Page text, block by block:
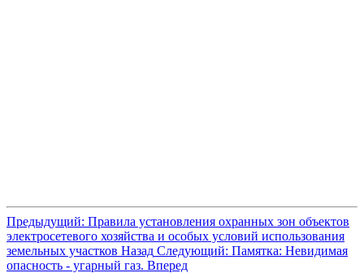
Предыдущий: Правила установления охранных зон объектов
электросетевого хозяйства и особых условий использования
земельных участков Назад Следующий: Памятка: Невидимая
опасность - угарный газ. Вперед